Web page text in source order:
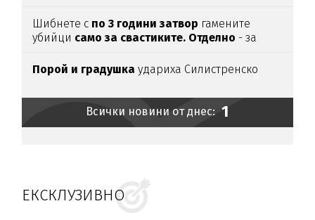
Шибнете с по 3 години затвор гамените
убийци само за свастиките. Отделно - за
Порой и градушка удариха Силистренско
Всички новини от днес: 1
ЕКСКЛУЗИВНО